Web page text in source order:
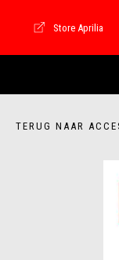
Store
Store Aprilia
TERUG NAAR